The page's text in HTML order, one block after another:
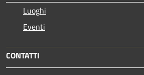
Luoghi
Eventi
CONTATTI